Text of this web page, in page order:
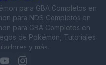
para GBA Completos en
para NDS Completos en
para GBA Completos en
de Pokémon, Tutoriales
y más.